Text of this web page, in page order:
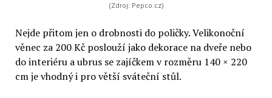
(Zdroj: Pepco.cz)
Nejde přitom jen o drobnosti do poličky. Velikonoční
věnec za 200 Kč poslouží jako dekorace na dveře nebo
do interiéru a ubrus se zajíčkem v rozměru 140 × 220
cm je vhodný i pro větší sváteční stůl.